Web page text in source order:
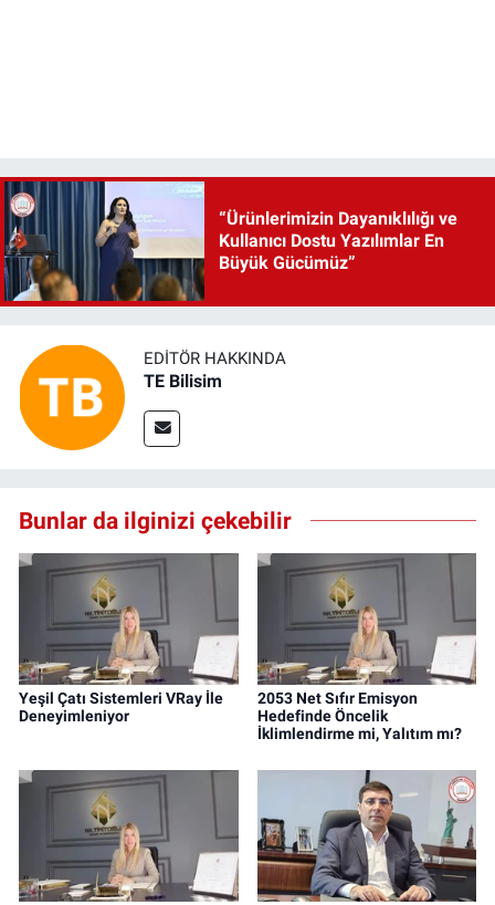
“Ürünlerimizin Dayanıklılığı ve
Kullanıcı Dostu Yazılımlar En
Büyük Gücümüz”
EDITÖR HAKKINDA
TE Bilisim
Bunlar da ilginizi çekebilir
Yeşil Çatı Sistemleri VRay İle
Deneyimleniyor
2053 Net Sıfır Emisyon
Hedefinde Öncelik
İklimlendirme mi, Yalıtım mı?